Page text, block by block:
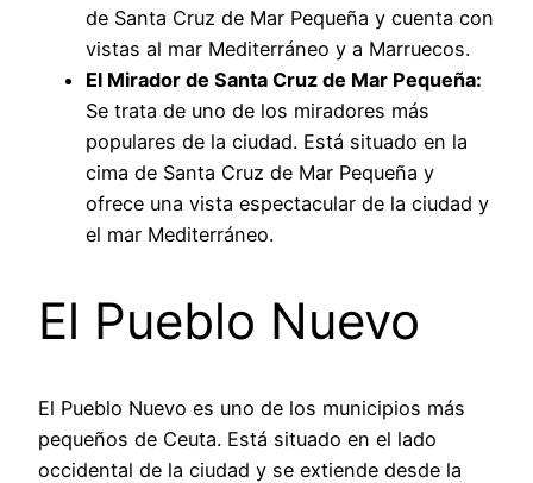
de Santa Cruz de Mar Pequeña y cuenta con
vistas al mar Mediterráneo y a Marruecos.
El Mirador de Santa Cruz de Mar Pequeña:
Se trata de uno de los miradores más
populares de la ciudad. Está situado en la
cima de Santa Cruz de Mar Pequeña y
ofrece una vista espectacular de la ciudad y
el mar Mediterráneo.
El Pueblo Nuevo
El Pueblo Nuevo es uno de los municipios más
pequeños de Ceuta. Está situado en el lado
occidental de la ciudad y se extiende desde la